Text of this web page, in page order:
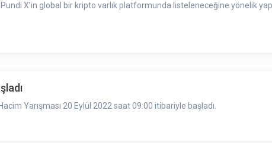
X’in global bir kripto varlık platformunda listeleneceğine yönelik
Yarışması 20 Eylül 2022 saat 09:00 itibariyle başladı.